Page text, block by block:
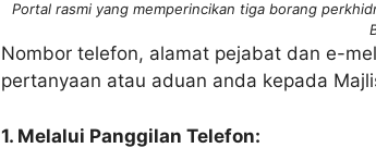
Portal rasmi yang memperincikan tiga borang
Nombor telefon, alamat pejabat dan e-
pertanyaan atau aduan anda kepada
1. Melalui Panggilan Telefon: